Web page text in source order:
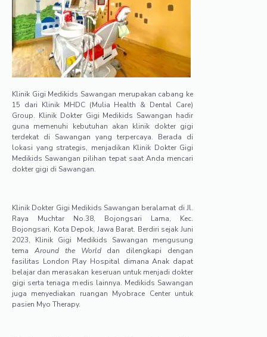
Klinik Gigi Medikids Sawangan merupakan cabang ke
15 dari Klinik MHDC (Mulia Health & Dental Care)
Group. Klinik Dokter Gigi Medikids Sawangan hadir
guna memenuhi kebutuhan akan klinik dokter gigi
terdekat di Sawangan yang terpercaya. Berada di
lokasi yang strategis, menjadikan Klinik Dokter Gigi
Medikids Sawangan pilihan tepat saat Anda mencari
dokter gigi di Sawangan.
Klinik Dokter Gigi Medikids Sawangan beralamat di Jl.
Raya Muchtar No.38, Bojongsari Lama, Kec.
Bojongsari, Kota Depok, Jawa Barat. Berdiri sejak Juni
2023, Klinik Gigi Medikids Sawangan mengusung
tema Around the Worlddan dilengkapi dengan
fasilitas London Play Hospital dimana Anak dapat
belajar dan merasakan keseruan untuk menjadi dokter
gigi serta tenaga medis lainnya. Medikids Sawangan
juga menyediakan ruangan Myobrace Center untuk
pasien Myo Therapy.